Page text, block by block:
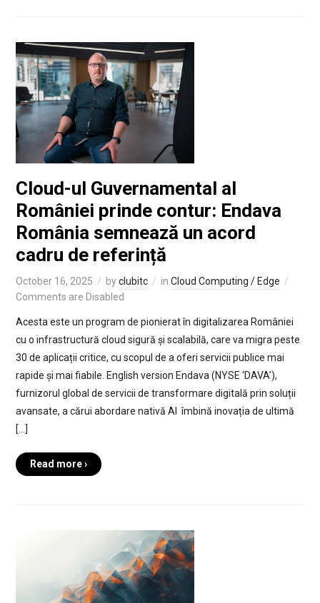
Cloud-ul Guvernamental al
României prinde contur: Endava
România semnează un acord
cadru de referință
October 16, 2025 byclubitc in Cloud Computing / Edge
Comments are Disabled
Acesta este un program de pionierat în digitalizarea României
cu o infrastructură cloud sigură și scalabilă, care va migra peste
30 de aplicații critice, cu scopul de a oferi servicii publice mai
rapide și mai fiabile. English version Endava (NYSE ‘DAVA’),
furnizorul global de servicii de transformare digitală prin soluții
avansate, a cărui abordare nativă AI îmbină inovația de ultimă
[…]
Read more ›